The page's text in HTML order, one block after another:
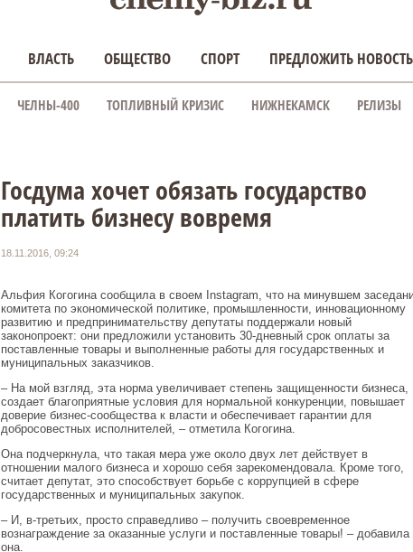
ВЛАСТЬ ОБЩЕСТВО СПОРТ ПРЕДЛОЖИТЬ НОВОСТЬ
ЧЕЛНЫ-400 ТОПЛИВНЫЙ КРИЗИС НИЖНЕКАМСК РЕЛИЗЫ
Госдума хочет обязать государство
платить бизнесу вовремя
18.11.2016, 09:24
Альфия Когогина сообщила в своем Instagram, что на минувшем
комитета по экономической политике, промышленности, инновационному
развитию и предпринимательству депутаты поддержали новый
законопроект: они предложили установить 30-дневный срок оплаты за
поставленные товары и выполненные работы для государственных и
муниципальных заказчиков.
– На мой взгляд, эта норма увеличивает степень защищенности бизнеса,
создает благоприятные условия для нормальной конкуренции, повышает
доверие бизнес-сообщества к власти и обеспечивает гарантии для
добросовестных исполнителей, – отметила Когогина.
Она подчеркнула, что такая мера уже около двух лет действует в
отношении малого бизнеса и хорошо себя зарекомендовала. Кроме того,
считает депутат, это способствует борьбе с коррупцией в сфере
государственных и муниципальных закупок.
– И, в-третьих, просто справедливо – получить своевременное
вознаграждение за оказанные услуги и поставленные товары! – добавила
она.